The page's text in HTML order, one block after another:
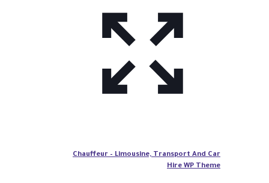
Chauffeur – Limousine, Transport And Car
Hire WP Theme